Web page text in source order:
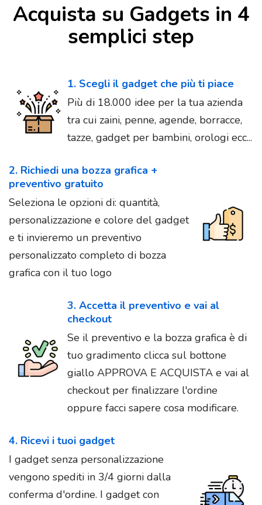
Acquista su Gadgets in 4
semplici step
1. Scegli il gadget che più ti piace
Più di 18.000 idee per la tua azienda
tra cui zaini, penne, agende, borracce,
tazze, gadget per bambini, orologi ecc...
2. Richiedi una bozza grafica +
preventivo gratuito
Seleziona le opzioni di: quantità,
personalizzazione e colore del gadget
e ti invieremo un preventivo
personalizzato completo di bozza
grafica con il tuo logo
3. Accetta il preventivo e vai al
checkout
Se il preventivo e la bozza grafica è di
tuo gradimento clicca sul bottone
giallo APPROVA E ACQUISTA e vai al
checkout per finalizzare l'ordine
oppure facci sapere cosa modificare.
4. Ricevi i tuoi gadget
I gadget senza personalizzazione
vengono spediti in 3/4 giorni dalla
conferma d'ordine. I gadget con